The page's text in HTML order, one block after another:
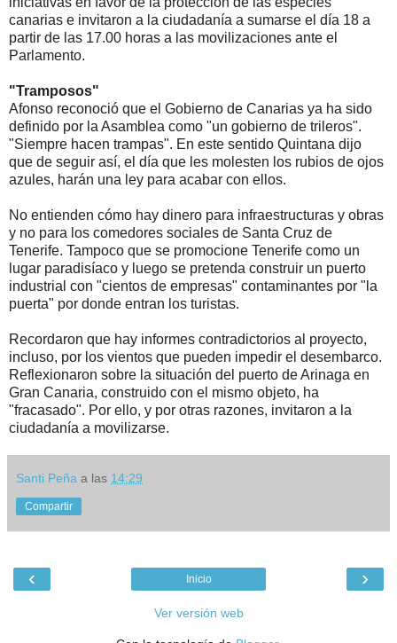
canarias e invitaron a la ciudadanía a sumarse el día 18 a
partir de las 17.00 horas a las movilizaciones ante el
Parlamento.
"Tramposos"
Afonso reconoció que el Gobierno de Canarias ya ha sido
definido por la Asamblea como "un gobierno de trileros".
"Siempre hacen trampas". En este sentido Quintana dijo
que de seguir así, el día que les molesten los rubios de ojos
azules, harán una ley para acabar con ellos.
No entienden cómo hay dinero para infraestructuras y obras
y no para los comedores sociales de Santa Cruz de
Tenerife. Tampoco que se promocione Tenerife como un
lugar paradisíaco y luego se pretenda construir un puerto
industrial con "cientos de empresas" contaminantes por "la
puerta" por donde entran los turistas.
Recordaron que hay informes contradictorios al proyecto,
incluso, por los vientos que pueden impedir el desembarco.
Reflexionaron sobre la situación del puerto de Arinaga en
Gran Canaria, construido con el mismo objeto, ha
"fracasado". Por ello, y por otras razones, invitaron a la
ciudadanía a movilizarse.
Santi Peña a las 14:29
Compartir
‹ ›
Inicio
Ver versión web